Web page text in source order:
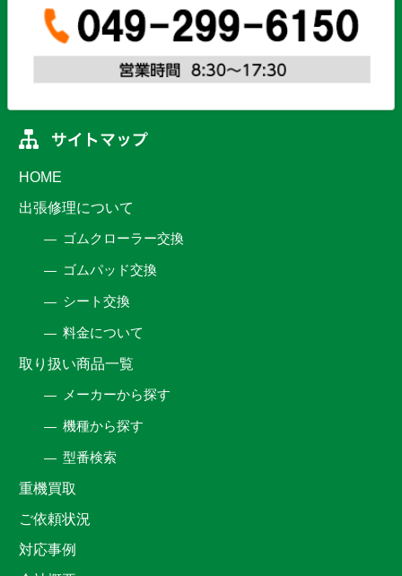
HOME
出張修理について
ゴムクローラー交換
ゴムパッド交換
シート交換
料金について
取り扱い商品一覧
メーカーから探す
機種から探す
型番検索
重機買取
ご依頼状況
対応事例